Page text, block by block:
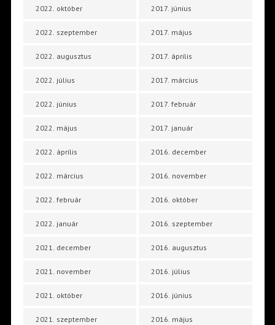
2022. október
2022. szeptember
2022. augusztus
2022. július
2022. június
2022. május
2022. április
2022. március
2022. február
2022. január
2021. december
2021. november
2021. október
2021. szeptember
2017. június
2017. május
2017. április
2017. március
2017. február
2017. január
2016. december
2016. november
2016. október
2016. szeptember
2016. augusztus
2016. július
2016. június
2016. május